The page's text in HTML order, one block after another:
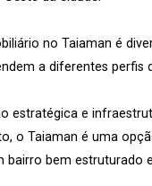
no Taiaman é
a diferentes perfis
estratégica e
o Taiaman é uma
bairro bem estruturado